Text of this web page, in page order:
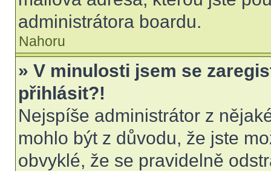
administrátora boardu.
Nahoru
» V minulosti jsem se
přihlásit?!
Nejspíše administrátor z
mohlo být z důvodu, že jste
obvyklé, že se pravidelně